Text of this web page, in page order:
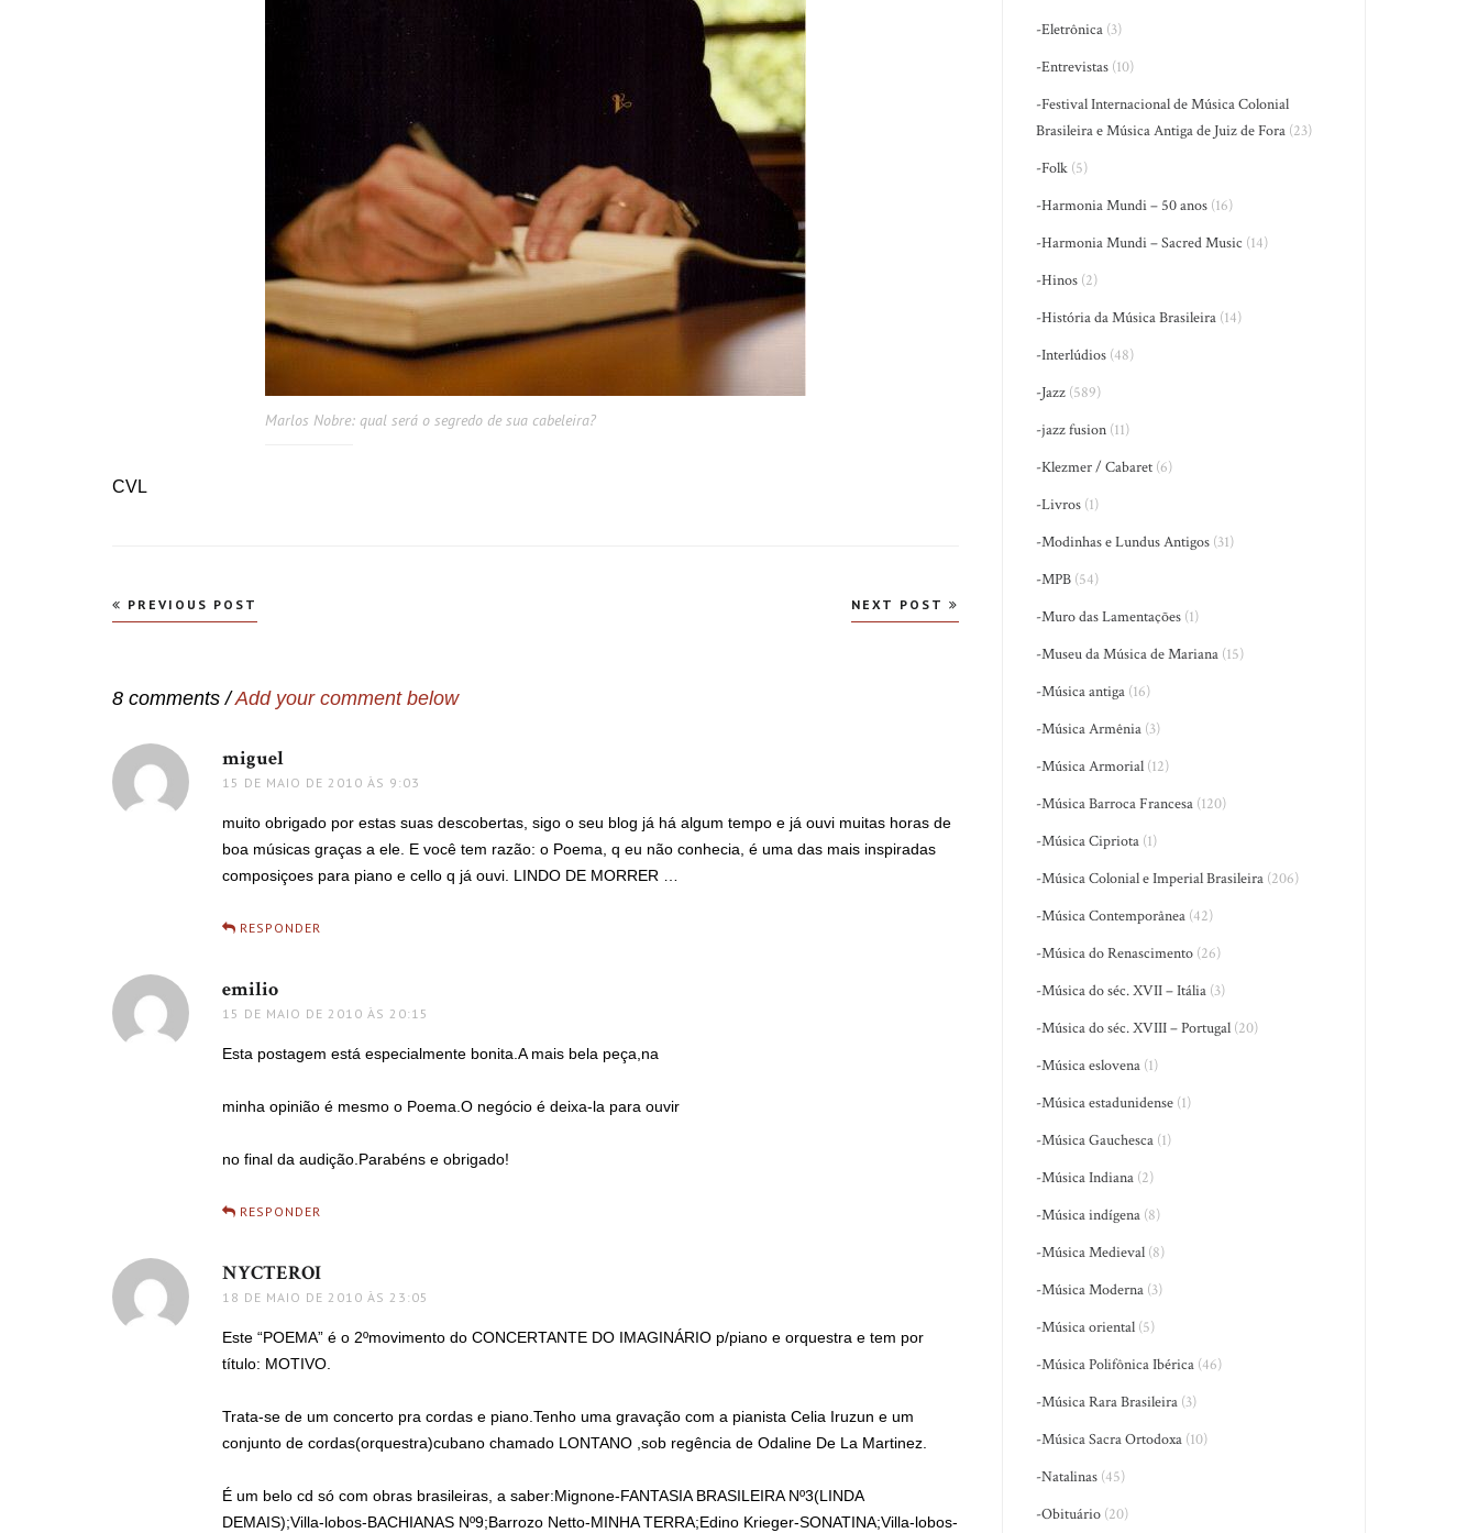
Marlos Nobre: qual será o segredo de sua cabeleira?
CVL
Navegação
PREVIOUS POST NEXT POST
8 comments /Add your comment below
miguel
15 DE MAIO DE 2010 ÀS 9:03
muito obrigado por estas suas descobertas, sigo o seu blog já há algum tempo e já ouvi muitas horas de
boa músicas graças a ele. E você tem razão: o Poema, q eu não conhecia, é uma das mais inspiradas
composiçoes para piano e cello q já ouvi. LINDO DE MORRER …
RESPONDER
emilio
15 DE MAIO DE 2010 ÀS 20:15
Esta postagem está especialmente bonita.A mais bela peça,na
minha opinião é mesmo o Poema.O negócio é deixa-la para ouvir
no final da audição.Parabéns e obrigado!
RESPONDER
NYCTEROI
18 DE MAIO DE 2010 ÀS 23:05
Este “POEMA” é o 2ºmovimento do CONCERTANTE DO IMAGINÁRIO p/piano e orquestra e tem por
título: MOTIVO.
Trata-se de um concerto pra cordas e piano.Tenho uma gravação com a pianista Celia Iruzun e um
conjunto de cordas(orquestra)cubano chamado LONTANO ,sob regência de Odaline De La Martinez.
É um belo cd só com obras brasileiras, a saber:Mignone-FANTASIA BRASILEIRA Nº3(LINDA
DEMAIS);Villa-lobos-BACHIANAS Nº9;Barrozo Netto-MINHA TERRA;Edino Krieger-SONATINA;Villa-lobos-
-Eletrônica (3)
-Entrevistas (10)
-Festival Internacional de Música Colonial
Brasileira e Música Antiga de Juiz de Fora (23)
-Folk (5)
-Harmonia Mundi – 50 anos (16)
-Harmonia Mundi – Sacred Music (14)
-Hinos (2)
-História da Música Brasileira (14)
-Interlúdios (48)
-Jazz (589)
-jazz fusion (11)
-Klezmer / Cabaret (6)
-Livros (1)
-Modinhas e Lundus Antigos (31)
-MPB (54)
-Muro das Lamentações (1)
-Museu da Música de Mariana (15)
-Música antiga (16)
-Música Armênia (3)
-Música Armorial (12)
-Música Barroca Francesa (120)
-Música Cipriota (1)
-Música Colonial e Imperial Brasileira (206)
-Música Contemporânea (42)
-Música do Renascimento (26)
-Música do séc. XVII – Itália (3)
-Música do séc. XVIII – Portugal (20)
-Música eslovena (1)
-Música estadunidense (1)
-Música Gauchesca (1)
-Música Indiana (2)
-Música indígena (8)
-Música Medieval (8)
-Música Moderna (3)
-Música oriental (5)
-Música Polifônica Ibérica (46)
-Música Rara Brasileira (3)
-Música Sacra Ortodoxa (10)
-Natalinas (45)
-Obituário (20)